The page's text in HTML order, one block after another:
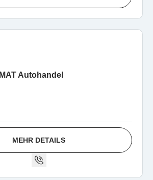
MAT Autohandel
MEHR DETAILS